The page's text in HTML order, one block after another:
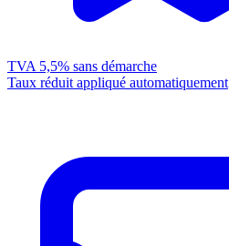
TVA 5,5% sans démarche
Taux réduit appliqué automatiquement